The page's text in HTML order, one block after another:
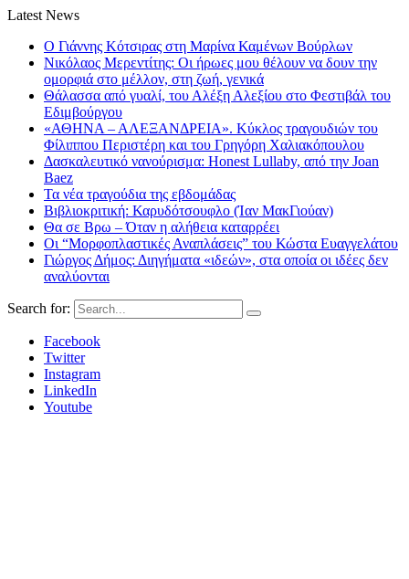
Latest News
Ο Γιάννης Κότσιρας στη Μαρίνα Καμένων Βούρλων
Νικόλαος Μερεντίτης: Οι ήρωες μου θέλουν να δουν την
ομορφιά στο μέλλον, στη ζωή, γενικά
Θάλασσα από γυαλί, του Αλέξη Αλεξίου στο Φεστιβάλ του
Εδιμβούργου
«ΑΘΗΝΑ – ΑΛΕΞΑΝΔΡΕΙΑ». Κύκλος τραγουδιών του
Φίλιππου Περιστέρη και του Γρηγόρη Χαλιακόπουλου
Δασκαλευτικό νανούρισμα: Honest Lullaby, από την Joan
Baez
Τα νέα τραγούδια της εβδομάδας
Βιβλιοκριτική: Καρυδότσουφλο (Ίαν ΜακΓιούαν)
Θα σε Βρω – Όταν η αλήθεια καταρρέει
Οι “Μορφοπλαστικές Αναπλάσεις” του Κώστα Ευαγγελάτου
Γιώργος Δήμος: Διηγήματα «ιδεών», στα οποία οι ιδέες δεν
αναλύονται
Search for:
Facebook
Twitter
Instagram
LinkedIn
Youtube